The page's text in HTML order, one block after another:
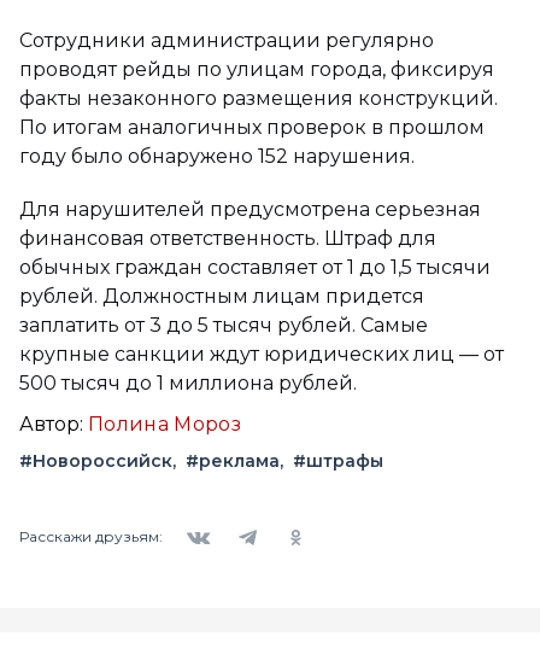
Сотрудники администрации регулярно
проводят рейды по улицам города, фиксируя
факты незаконного размещения конструкций.
По итогам аналогичных проверок в прошлом
году было обнаружено 152 нарушения.
Для нарушителей предусмотрена серьезная
финансовая ответственность. Штраф для
обычных граждан составляет от 1 до 1,5 тысячи
рублей. Должностным лицам придется
заплатить от 3 до 5 тысяч рублей. Самые
крупные санкции ждут юридических лиц — от
500 тысяч до 1 миллиона рублей.
Автор: Полина Мороз
#Новороссийск #реклама #штрафы
Расскажи друзьям: